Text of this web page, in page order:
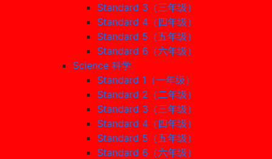
Standard 3（三年级）
Standard 4（四年级）
Standard 5（五年级）
Standard 6（六年级）
Science 科学
Standard 1（一年级）
Standard 2（二年级）
Standard 3（三年级）
Standard 4（四年级）
Standard 5（五年级）
Standard 6（六年级）